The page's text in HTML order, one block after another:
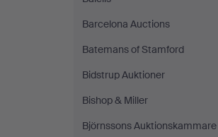
Barcelona Auctions
Batemans of Stamford
Bidstrup Auktioner
Bishop & Miller
Björnssons Auktionskammare